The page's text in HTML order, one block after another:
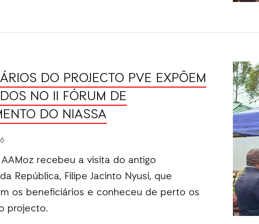
DO PROJECTO PVE EXPÕEM
NO II FÓRUM DE
DO NIASSA
recebeu a visita do antigo
República, Filipe Jacinto Nyusi, que
os beneficiários e conheceu de perto os
projecto.